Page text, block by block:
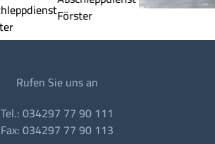
Rufen Sie uns an
Tel.: 034297 77 90 111
Fax: 034297 77 90 113